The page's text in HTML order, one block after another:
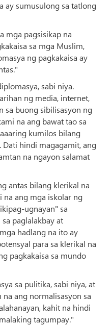
ay sumusulong sa tatlong
mga pagsisikap na
sa mga Muslim,
ng pagkakaisa ay
sabi niya.
ng media, internet,
sa buong sibilisasyon ng
na ang bawat tao sa
kumilos bilang
Dati hindi magagamit, ang
na ngayon salamat
antas bilang klerikal na
na ang mga iskolar ng
ugnayan" sa
paglalakbay at
hadlang na ito ay
para sa klerikal na
pagkakaisa sa mundo
sa pulitika, sabi niya, at
ang normalisasyon sa
kahit na hindi
tagumpay."